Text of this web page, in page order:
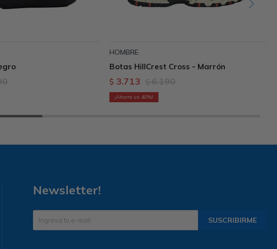
HOMBRE
Botas HillCrest Cross - Marrón
$ 3.713 $ 6.190
40
Newsletter!
SUSCRIBIRME